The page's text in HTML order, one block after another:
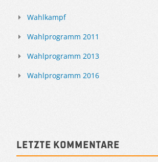
Wahlkampf
Wahlprogramm 2011
Wahlprogramm 2013
Wahlprogramm 2016
Letzte Kommentare